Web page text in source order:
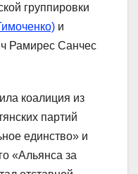
группировки
и
Рамирес Санчес
коалиция из
партий
единство» и
«Альянса за